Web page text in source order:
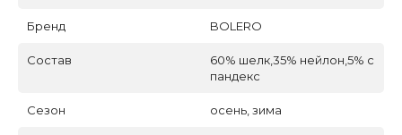
Бренд BOLERO
Состав
60% шелк,35% нейлон,5% с
пандекс
Сезон осень, зима